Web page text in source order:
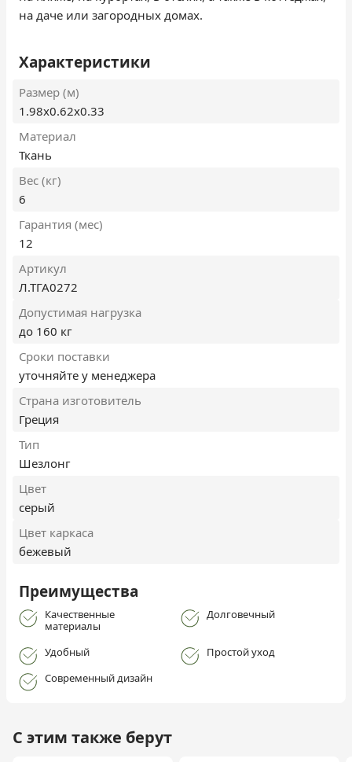
на даче или загородных домах.
Характеристики
Размер (м)
1.98х0.62х0.33
Материал
Ткань
Вес (кг)
6
Гарантия (мес)
12
Артикул
Л.ТГА0272
Допустимая нагрузка
до 160 кг
Сроки поставки
уточняйте у менеджера
Страна изготовитель
Греция
Тип
Шезлонг
Цвет
серый
Цвет каркаса
бежевый
Преимущества
Качественные
материалы
Долговечный
Удобный
Простой уход
Современный дизайн
С этим также берут